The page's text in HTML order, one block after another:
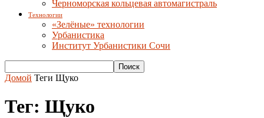
Черноморская кольцевая автомагистраль
Технологии
«Зелёные» технологии
Урбанистика
Институт Урбанистики Сочи
Домой Теги Щуко
Тег: Щуко